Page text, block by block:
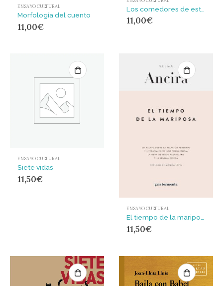
ENSAYO CULTURAL
Morfología del cuento
11,00€
11,00€
ENSAYO CULTURAL
Siete vidas
11,50€
ENSAYO CULTURAL
El tiempo de la mariposa
11,50€